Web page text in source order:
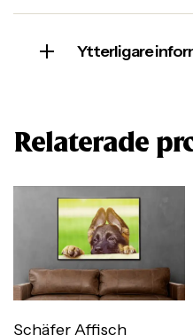
Ytterligare
Relaterade
Schäfer Affisch